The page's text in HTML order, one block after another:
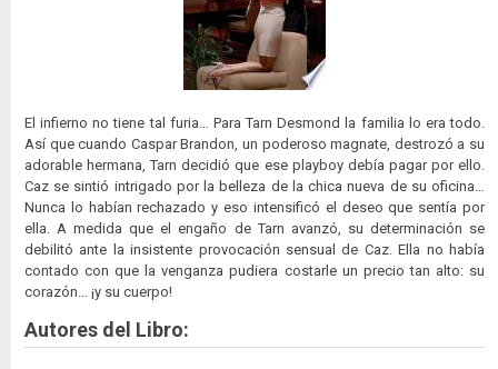
El infierno no tiene tal furia… Para Tarn Desmond la familia lo era todo.
Así que cuando Caspar Brandon, un poderoso magnate, destrozó a su
adorable hermana, Tarn decidió que ese playboy debía pagar por ello.
Caz se sintió intrigado por la belleza de la chica nueva de su oficina…
Nunca lo habían rechazado y eso intensificó el deseo que sentía por
ella. A medida que el engaño de Tarn avanzó, su determinación se
debilitó ante la insistente provocación sensual de Caz. Ella no había
contado con que la venganza pudiera costarle un precio tan alto: su
corazón… ¡y su cuerpo!
Autores del Libro: